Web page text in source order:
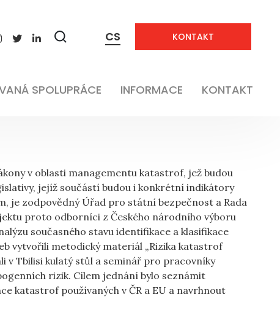
Zobrazit
CS KONTAKT
SPOLUPRÁCE INFORMACE KONTAKT
Neaplikovatelné
v oblasti managementu katastrof, jež budou
jejíž součástí budou i konkrétní indikátory
je zodpovědný Úřad pro státní bezpečnost a Rada
proto odborníci z Českého národního výboru
současného stavu identifikace a klasifikace
vytvořili metodický materiál „Rizika katastrof
v Tbilisi kulatý stůl a seminář pro pracovníky
rizik. Cílem jednání bylo seznámit
katastrof používaných v ČR a EU a navrhnout